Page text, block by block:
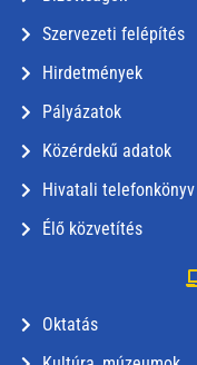
Szervezeti felépítés
Hirdetmények
Pályázatok
Közérdekű adatok
Hivatali telefonkönyv
Élő közvetítés
Oktatás